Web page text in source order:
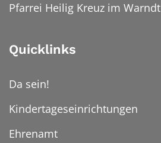
Pfarrei Heilig Kreuz im Warndt
Quicklinks
Da sein!
Kindertageseinrichtungen
Ehrenamt